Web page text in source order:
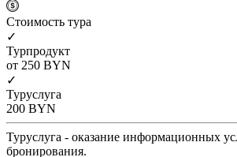
Cтоимость тура
✓
Турпродукт
от 250 BYN
✓
Туруслуга
200 BYN
Туруслуга - оказание информационных
бронирования.